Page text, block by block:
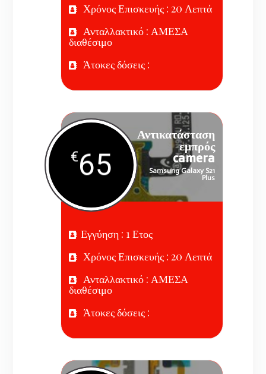
Χρόνος Επισκευής : 20 Λεπτά
Ανταλλακτικό : ΑΜΕΣΑ
διαθέσιμο
Άτοκες δόσεις :
Αντικατάσταση
εμπρός
camera
Samsung Galaxy S21
Plus
€65
Εγγύηση : 1 Ετος
Χρόνος Επισκευής : 20 Λεπτά
Ανταλλακτικό : ΑΜΕΣΑ
διαθέσιμο
Άτοκες δόσεις :